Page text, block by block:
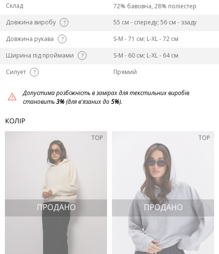
Склад
72% бавовна, 28% поліестер
Довжина виробу
?
55 см - спереду; 56 см - ззаду
Довжина рукава
?
S-M - 71 см; L-ХL - 72 см
Ширина під проймами
?
S-M - 60 см; L-ХL - 64 см
Силует
? Прямий
Допустима розбіжність в замірах для текстильних виробів
становить3%(для в'язаних до5%).
КОЛІР
TOP
ПРОДАНО
TOP
ПРОДАНО